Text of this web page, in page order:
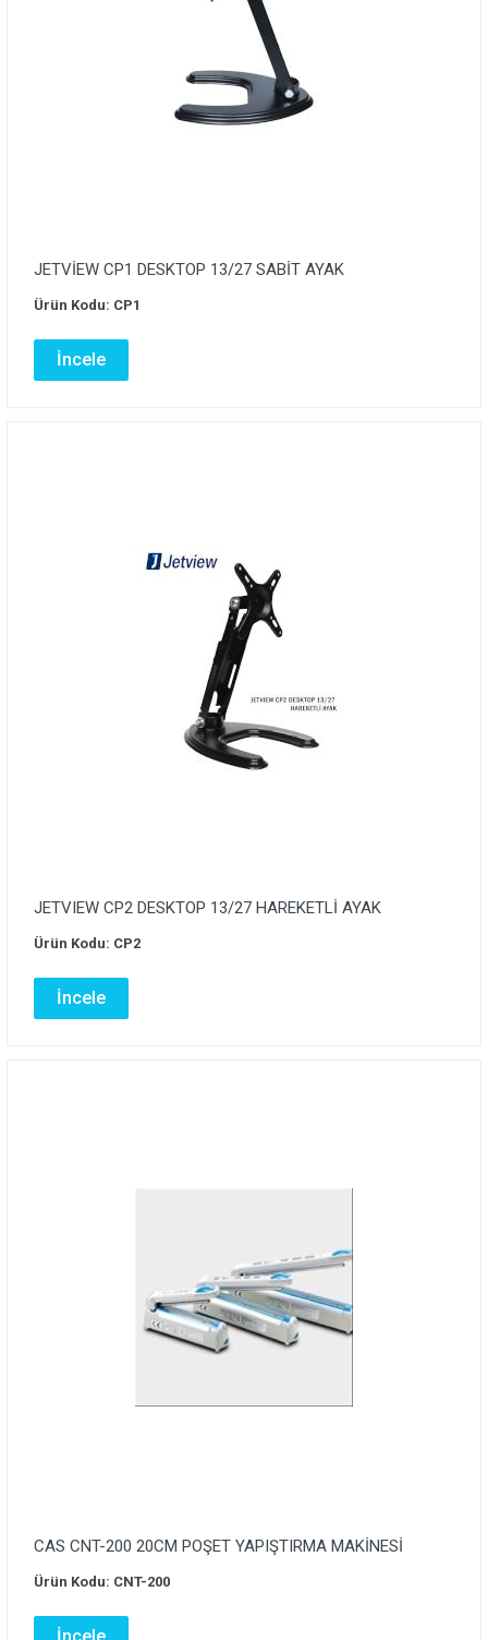
JETVİEW CP1 DESKTOP 13/27 SABİT AYAK
Ürün Kodu: CP1
İncele
JETVIEW CP2 DESKTOP 13/27 HAREKETLİ AYAK
Ürün Kodu: CP2
İncele
CAS CNT-200 20CM POŞET YAPIŞTIRMA MAKİNESİ
Ürün Kodu: CNT-200